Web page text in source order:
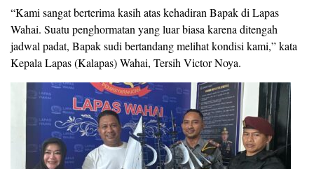
“Kami sangat berterima kasih atas kehadiran Bapak di Lapas
Wahai. Suatu penghormatan yang luar biasa karena ditengah
jadwal padat, Bapak sudi bertandang melihat kondisi kami,” kata
Kepala Lapas (Kalapas) Wahai, Tersih Victor Noya.